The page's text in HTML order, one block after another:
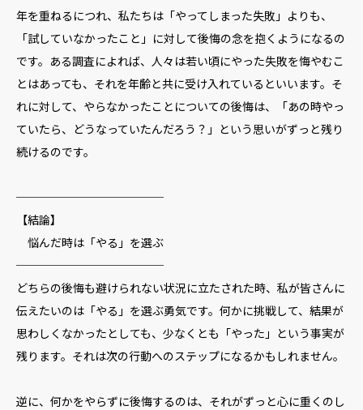
年を重ねるにつれ、私たちは「やってしまった失敗」よりも、
「試していなかったこと」に対して後悔の念を抱くようになるの
です。ある調査によれば、人々は若い頃にやった失敗を悔やむこ
とはあっても、それを年齢と共に受け入れているといいます。そ
れに対して、やらなかったことについての後悔は、「あの時やっ
ていたら、どうなっていたんだろう？」という思いがずっと残り
続けるのです。
─────────────
【結論】
悩んだ時は「やる」を選ぶ
─────────────
どちらの後悔も避けられない状況に立たされた時、私が皆さんに
伝えたいのは「やる」を選ぶ勇気です。何かに挑戦して、結果が
思わしくなかったとしても、少なくとも「やった」という事実が
残ります。それは次の行動へのステップになるかもしれません。
逆に、何かをやらずに後悔するのは、それがずっと心に重くのし